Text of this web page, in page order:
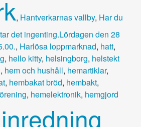
, Hantverkarnas vallby, Har du
det ingenting.Lördagen den 28
, Harlösa loppmarknad, hatt,
, hello kitty, helsingborg, helstekt
, hem och hushåll, hemartiklar,
, hembakat bröd, hembakt,
, hemelektronik, hemgjord